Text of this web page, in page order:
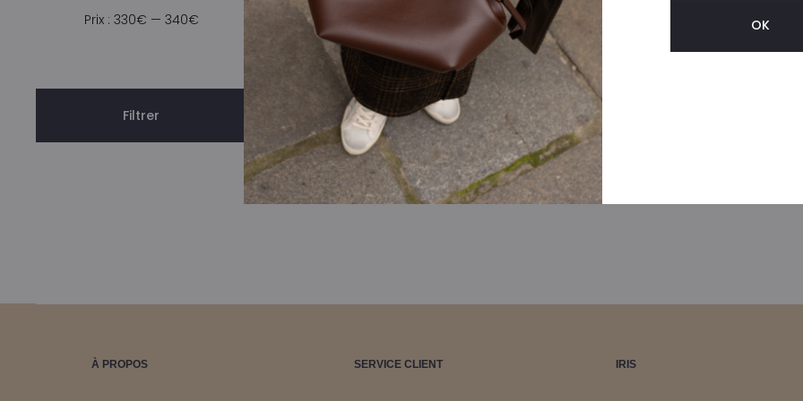
335,00€.
est :
134,00€.
Prix
Prix
Filtrer
Prix : 330€ — 340€
À PROPOS SERVICE CLIENT IRIS